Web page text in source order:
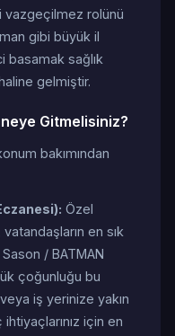
vazgeçilmez rolünü
gibi büyük il
basamak sağlık
gelmiştir.
Gitmelisiniz?
bakımından
Özel
en sık
/ BATMAN
çoğunluğu bu
iş yerinize yakın
için en